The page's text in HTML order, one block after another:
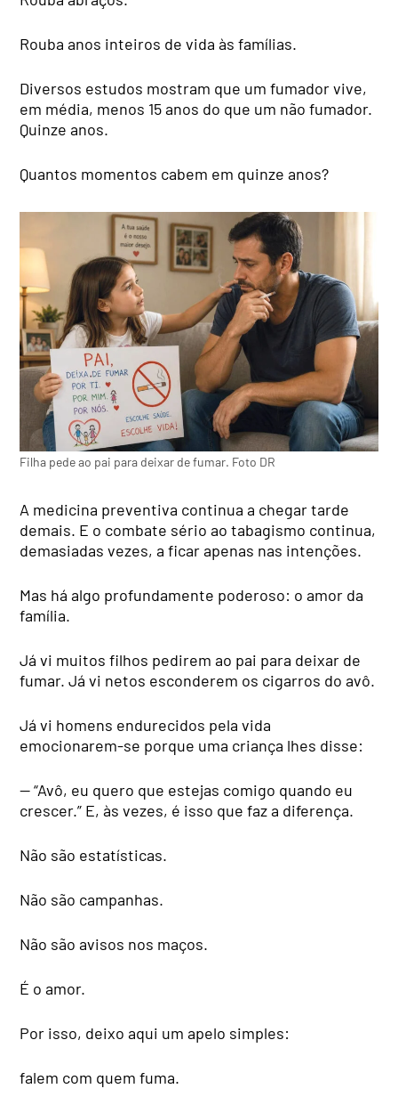
Rouba anos inteiros de vida às famílias.
Diversos estudos mostram que um fumador vive,
em média, menos 15 anos do que um não fumador.
Quinze anos.
Quantos momentos cabem em quinze anos?
Filha pede ao pai para deixar de fumar. Foto DR
A medicina preventiva continua a chegar tarde
demais. E o combate sério ao tabagismo continua,
demasiadas vezes, a ficar apenas nas intenções.
Mas há algo profundamente poderoso: o amor da
família.
Já vi muitos filhos pedirem ao pai para deixar de
fumar. Já vi netos esconderem os cigarros do avô.
Já vi homens endurecidos pela vida
emocionarem-se porque uma criança lhes disse:
— “Avô, eu quero que estejas comigo quando eu
crescer.” E, às vezes, é isso que faz a diferença.
Não são estatísticas.
Não são campanhas.
Não são avisos nos maços.
É o amor.
Por isso, deixo aqui um apelo simples:
falem com quem fuma.